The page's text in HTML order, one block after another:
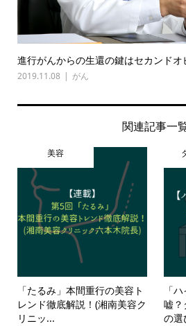
進行がんからの生還の鍵はセカンドオ
2019.11.08 がん
関連記事一
美容
「たるみ」本間重行の美容ト
レンド徹底解説！(湘南美容ク
リニッ...
「
嘘？
の選